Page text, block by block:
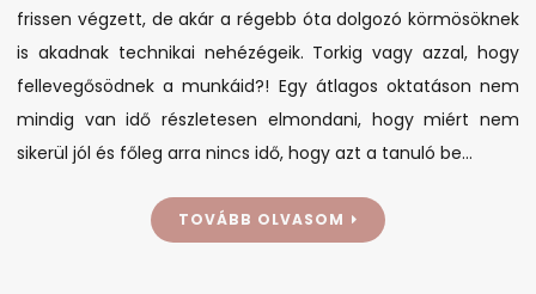
frissen végzett, de akár a régebb óta dolgozó körmösöknek
is akadnak technikai nehézégeik. Torkig vagy azzal, hogy
fellevegősödnek a munkáid?! Egy átlagos oktatáson nem
mindig van idő részletesen elmondani, hogy miért nem
sikerül jól és főleg arra nincs idő, hogy azt a tanuló be…
TOVÁBB OLVASOM